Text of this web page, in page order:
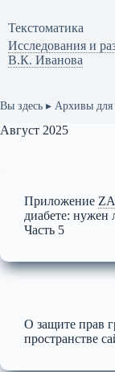
сути
Текстоматикa
Исследования и
В.К. Иванова
Вы здесь ▸ Архивы для
Август 2025
Приложение
диабете: нужен
Часть 5
О защите прав
пространстве